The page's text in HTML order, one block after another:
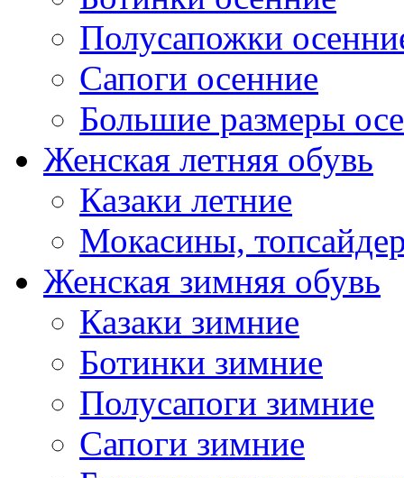
Полусапожки
Сапоги осенние
Большие размеры
Женская летняя обувь
Казаки летние
Мокасины,
Женская зимняя обувь
Казаки зимние
Ботинки зимние
Полусапоги зимние
Сапоги зимние